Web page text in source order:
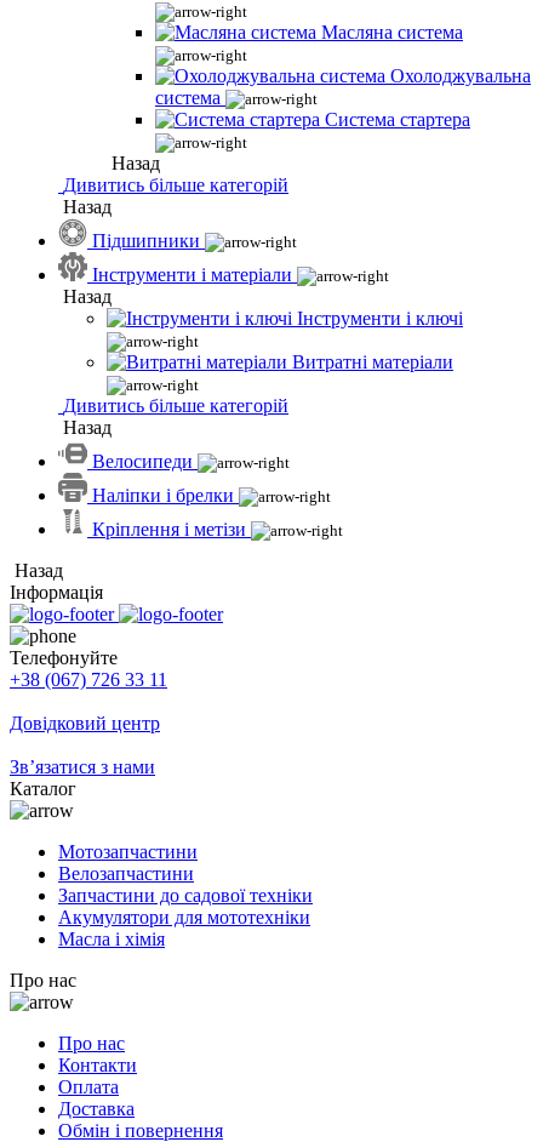
Масляна система
Охолоджувальна
система
Система стартера
Назад
Дивитись більше категорій
Назад
Підшипники
Інструменти і матеріали
Назад
Інструменти і ключі
Витратні матеріали
Дивитись більше категорій
Назад
Велосипеди
Наліпки і брелки
Кріплення і метізи
Назад
Інформація
Телефонуйте
+38 (067) 726 33 11
Довідковий центр
Зв’язатися з нами
Каталог
Мотозапчастини
Велозапчастини
Запчастини до садової техніки
Акумулятори для мототехніки
Масла і хімія
Про нас
Про нас
Контакти
Оплата
Доставка
Обмін і повернення